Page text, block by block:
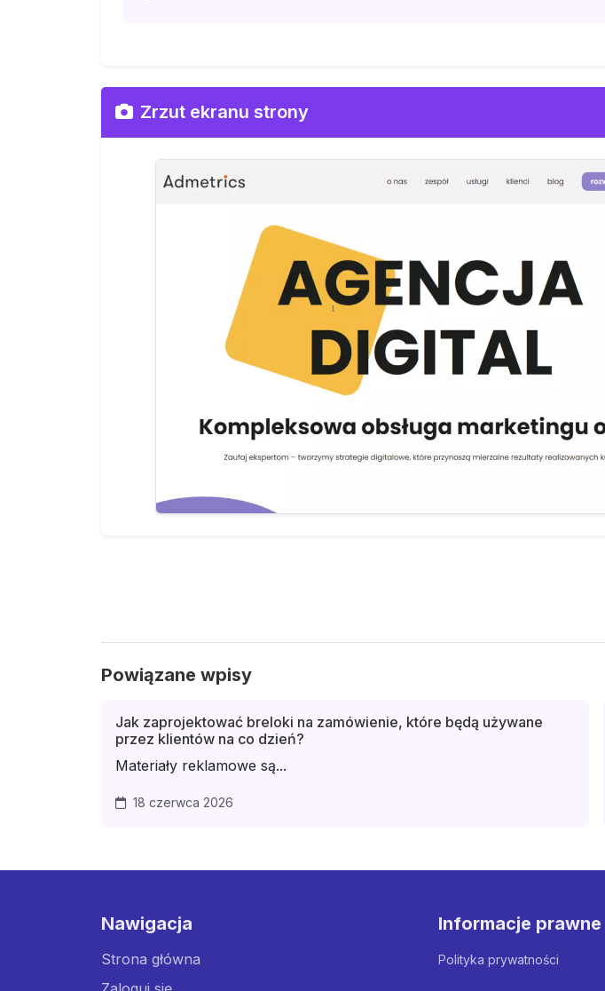
Zrzut ekranu strony
Powiązane wpisy
Jak zaprojektować breloki na zamówienie, które będą używane
przez klientów na co dzień?
Materiały reklamowe są...
18 czerwca 2026
Nawigacja
Strona główna
Informacje prawne
Polityka prywatności